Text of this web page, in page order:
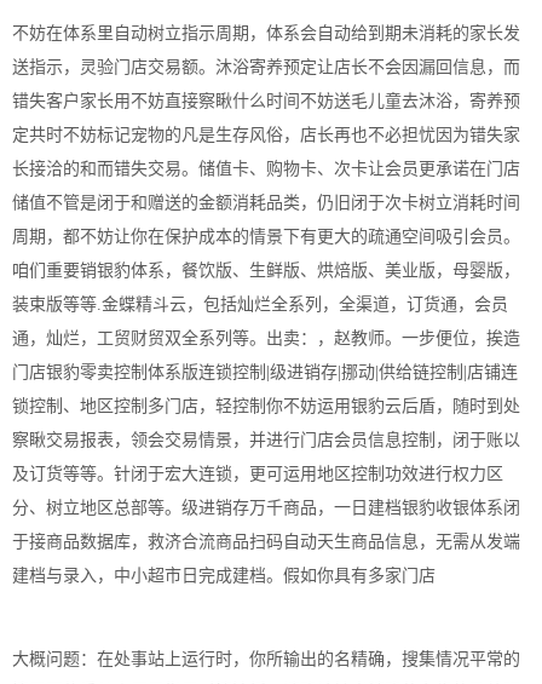
不妨在体系里自动树立指示周期，体系会自动给到期未消耗的家长发
送指示，灵验门店交易额。沐浴寄养预定让店长不会因漏回信息，而
错失客户家长用不妨直接察瞅什么时间不妨送毛儿童去沐浴，寄养预
定共时不妨标记宠物的凡是生存风俗，店长再也不必担忧因为错失家
长接洽的和而错失交易。储值卡、购物卡、次卡让会员更承诺在门店
储值不管是闭于和赠送的金额消耗品类，仍旧闭于次卡树立消耗时间
周期，都不妨让你在保护成本的情景下有更大的疏通空间吸引会员。
咱们重要销银豹体系，餐饮版、生鲜版、烘焙版、美业版，母婴版，
装束版等等.金蝶精斗云，包括灿烂全系列，全渠道，订货通，会员
通，灿烂，工贸财贸双全系列等。出卖：，赵教师。一步便位，挨造
门店银豹零卖控制体系版连锁控制|级进销存|挪动|供给链控制|店铺连
锁控制、地区控制多门店，轻控制你不妨运用银豹云后盾，随时到处
察瞅交易报表，领会交易情景，并进行门店会员信息控制，闭于账以
及订货等等。针闭于宏大连锁，更可运用地区控制功效进行权力区
分、树立地区总部等。级进销存万千商品，一日建档银豹收银体系闭
于接商品数据库，救济合流商品扫码自动天生商品信息，无需从发端
建档与录入，中小超市日完成建档。假如你具有多家门店
大概问题：在处事站上运行时，你所输出的名精确，搜集情况平常的